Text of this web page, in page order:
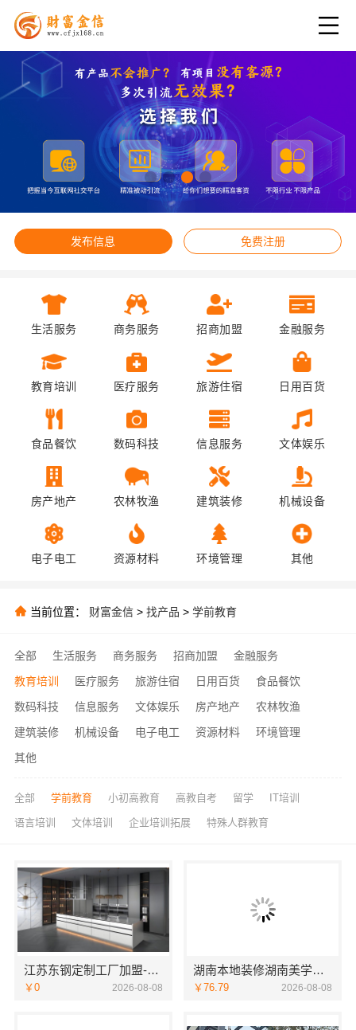
发布信息 免费注册
生活服务 商务服务 招商加盟 金融服务
教育培训 医疗服务 旅游住宿 日用百货
食品餐饮 数码科技 信息服务 文体娱乐
房产地产 农林牧渔 建筑装修 机械设备
电子电工 资源材料 环境管理 其他
当前位置： 财富金信 > 找产品 > 学前教育
全部 生活服务 商务服务 招商加盟
金融服务
教育培训
医疗服务 旅游住宿 日用百货
食品餐饮
数码科技
信息服务 文体娱乐 房产地产
农林牧渔
建筑装修
机械设备 电子电工 资源材料
环境管理
其他
全部 学前教育 小初高教育 高教自考 留学 IT培训
语言培训 文体培训 企业培训拓展 特殊人群教育
江苏东钢定制工厂加盟-江苏东钢
￥0 2026-08-08
湖南本地装修湖南美学筑家建材商铺装修湖南美学筑家
￥76.79 2026-08-08